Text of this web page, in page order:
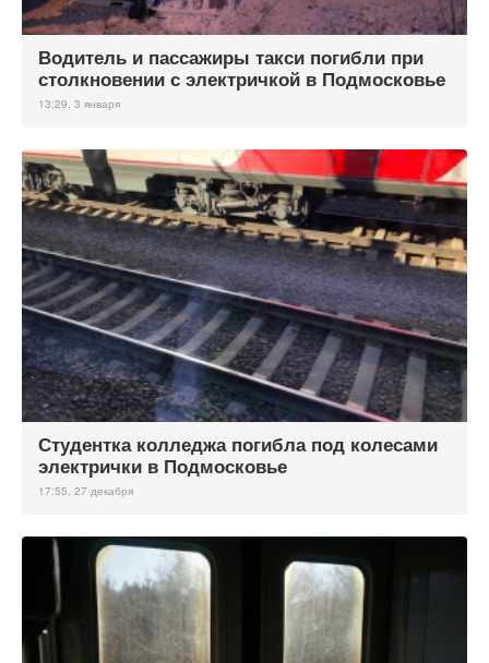
Водитель и пассажиры такси погибли при
столкновении с электричкой в Подмосковье
13:29, 3 января
Студентка колледжа погибла под колесами
электрички в Подмосковье
17:55, 27 декабря